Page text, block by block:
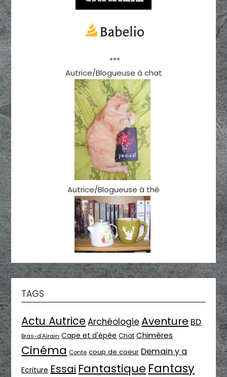
***
Autrice/Blogueuse à chat
Autrice/Blogueuse à thé
TAGS
Actu Autrice Archéologie Aventure BD
Bras-d'Airain Cape et d'épée Chat Chimères
Cinéma Conte coup de coeur Demain y a
Ecriture Essai Fantastique Fantasy